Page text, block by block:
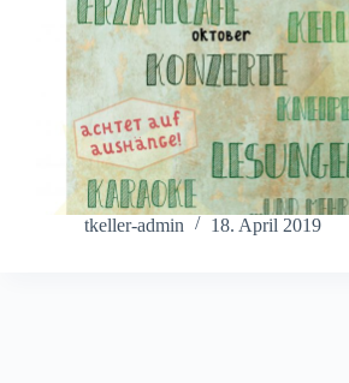
tkeller-admin 18. April 2019